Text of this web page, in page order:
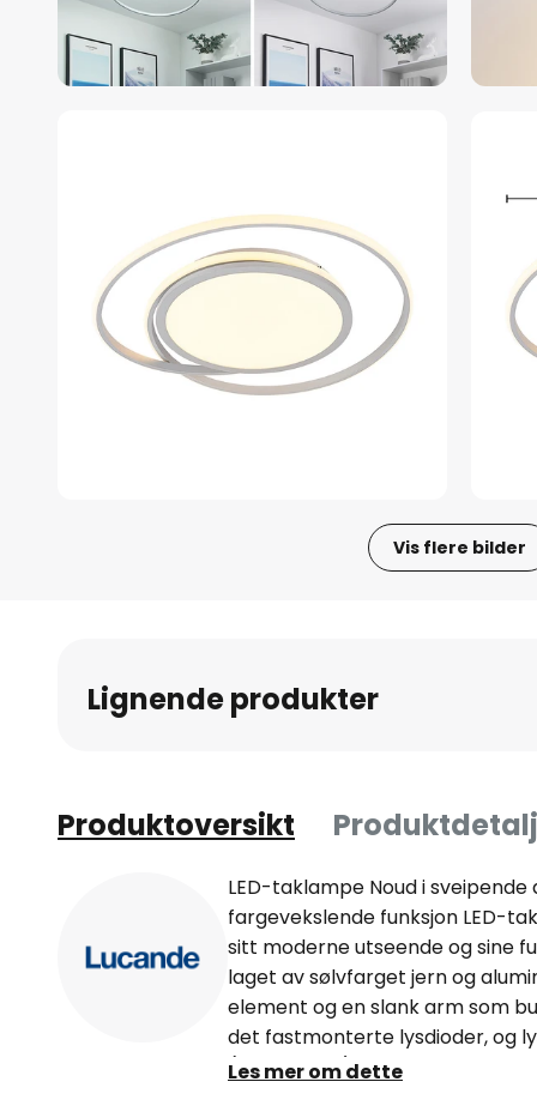
Vis flere bilder
bildegalleri
Lignende produkter
Produktoversikt
LED-taklampe Noud i
fargevekslende funksjon LED-
sitt moderne utseende og sine
laget av sølvfarget jern og
element og en slank arm som
det fastmonterte lysdioder, og
(10 % - 100 %) og lysfargen
Les mer om dette